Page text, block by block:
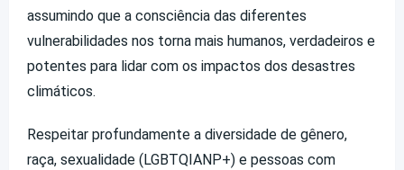
assumindo que a consciência das diferentes
vulnerabilidades nos torna mais humanos, verdadeiros e
potentes para lidar com os impactos dos desastres
climáticos.
Respeitar profundamente a diversidade de gênero,
raça, sexualidade (LGBTQIANP+) e pessoas com